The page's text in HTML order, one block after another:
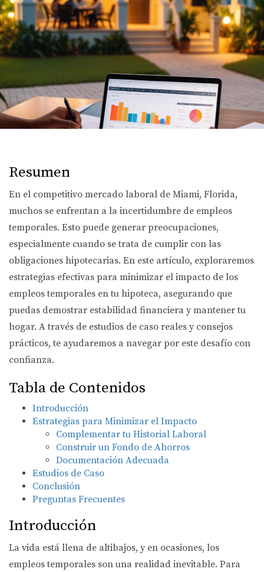
Resumen
En el competitivo mercado laboral de Miami, Florida,
muchos se enfrentan a la incertidumbre de empleos
temporales. Esto puede generar preocupaciones,
especialmente cuando se trata de cumplir con las
obligaciones hipotecarias. En este artículo, exploraremos
estrategias efectivas para minimizar el impacto de los
empleos temporales en tu hipoteca, asegurando que
puedas demostrar estabilidad financiera y mantener tu
hogar. A través de estudios de caso reales y consejos
prácticos, te ayudaremos a navegar por este desafío con
confianza.
Tabla de Contenidos
Introducción
Estrategias para Minimizar el Impacto
Complementar tu Historial Laboral
Construir un Fondo de Ahorros
Documentación Adecuada
Estudios de Caso
Conclusión
Preguntas Frecuentes
Introducción
La vida está llena de altibajos, y en ocasiones, los
empleos temporales son una realidad inevitable. Para